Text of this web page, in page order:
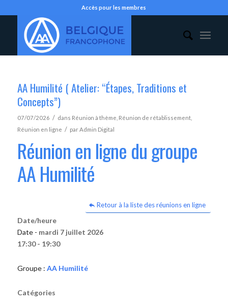
Accès pour les membres
AA Humilité ( Atelier: “Étapes, Traditions et
Concepts”)
07/07/2026 / dans Réunion à thème Réunion de rétablissement,
Réunion en ligne / parAdmin Digital
Réunion en ligne du groupe
AA Humilité
Retour à la liste des réunions en ligne
Date/heure
Date - mardi 7 juillet 2026
17:30 - 19:30
Groupe : AA Humilité
Catégories